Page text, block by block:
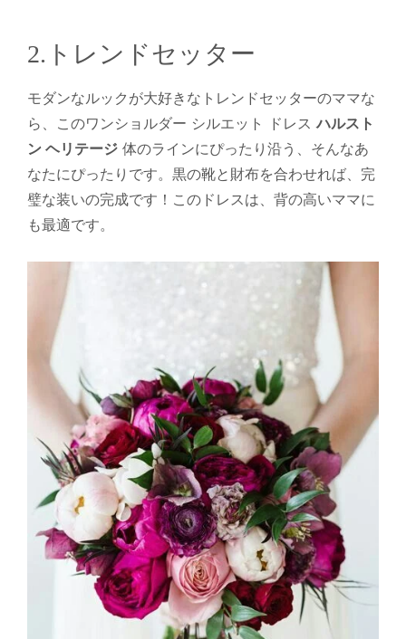
2.トレンドセッター
モダンなルックが大好きなトレンドセッターのママな
ら、このワンショルダー シルエット ドレスハルスト
ン ヘリテージ 体のラインにぴったり沿う、そんなあ
なたにぴったりです。黒の靴と財布を合わせれば、完
璧な装いの完成です！このドレスは、背の高いママに
も最適です。